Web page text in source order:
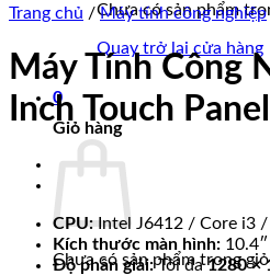
Chưa có sản phẩm
Quay trở lại cửa hàng
0
Giỏ hàng
Chưa có sản phẩm trong
Trang chủ / Máy tính công nghiệp
Máy Tính Công
Inch Touch
CPU:Intel J6412 / Core i3
Kích thước màn hình:
Độ phân giải:Tối đa1280 ×